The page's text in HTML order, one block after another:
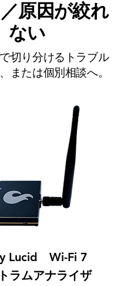
原因が絞れ
ない
切り分けるトラブル
または個別相談へ。
Lucid Wi-Fi 7
ラムアナライザ